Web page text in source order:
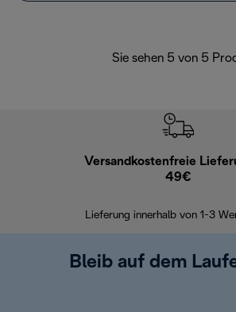
Sie sehen 5 von 5
Versandkostenfreie
49€
Lieferung innerhalb von 1-3
Bleib auf dem